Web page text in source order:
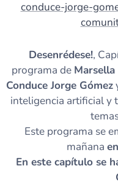
conduce-jorge-
Desenrédese!,
programa de Marsella
Conduce Jorge Gómez
inteligencia artificial y
Este programa se
mañana
En este capítulo se